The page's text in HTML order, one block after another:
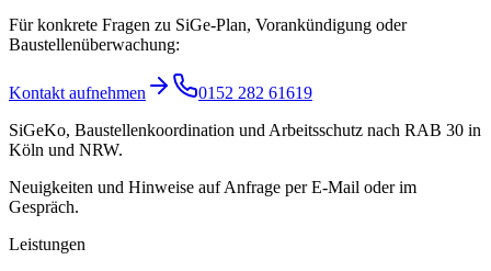
Für konkrete Fragen zu SiGe-Plan, Vorankündigung oder
Baustellenüberwachung:
Kontakt aufnehmen
0152 282 61619
SiGeKo, Baustellenkoordination und Arbeitsschutz nach RAB 30 in
Köln und NRW.
Neuigkeiten und Hinweise auf Anfrage per E-Mail oder im
Gespräch.
Leistungen